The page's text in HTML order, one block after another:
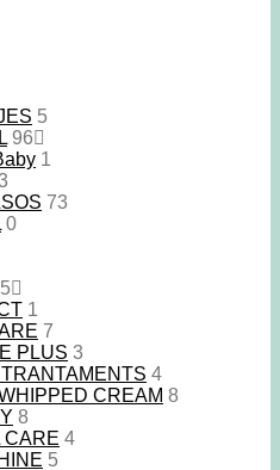
5
96
1
73
0
1
7
PLUS 3
4
CREAM 8
8
CARE 4
5